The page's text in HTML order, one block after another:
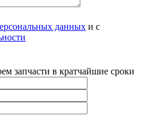
данных и с
запчасти в кратчайшие сроки